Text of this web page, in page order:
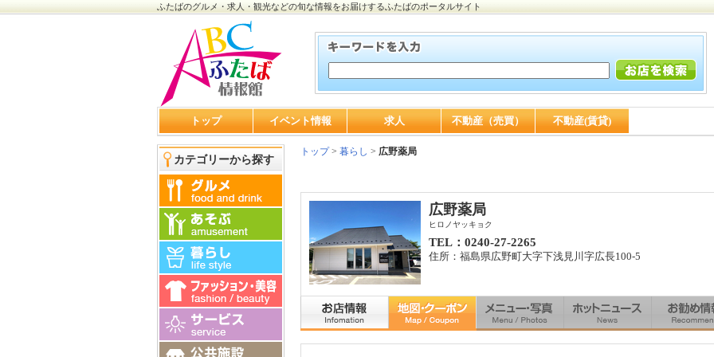
ふたばのグルメ・求人・観光などの旬な情報をお届けするふたばのポータルサイト
トップ イベント情報 求人 不動産（売買） 不動産(賃貸)
カテゴリーから探す
トップ> 暮らし > 広野薬局
広野薬局
ヒロノヤッキョク
TEL：0240-27-2265
住所：福島県広野町大字下浅見川字広長100-5